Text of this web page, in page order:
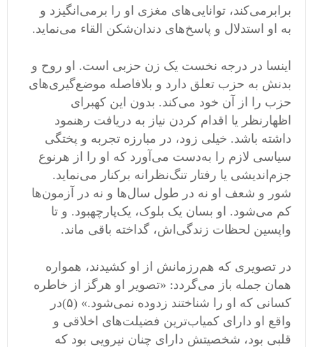
برابرمیکند، تواناییهای مغزی او را برمی انگیزد و
به او استدلال و پاسخهای دندانشکن القاء مینماید.
اینسا در درجه نخست یک زن حزبی است. او روح و
بدنش به حزب تعلق دارد و بلافاصله موضعگیریهای
حزب را از آن خود میکند. بدون این کهبرای
اظهارنظر یا اقدام کردن نیاز به دریافت رهنمود
داشته باشد. خیلی زود، در مبارزه تجربه و پختگی
سیاسی لازم را بهدست می آورد که او را از هرنوع
جزم اندیشی یا رفتار تنگنظرانه برکنار مینماید.
شور و شعف او نه در طول سالها و نه در آزمونها
کم میشود. او بسان یک بلوک، یکپارچهبود. و تا
واپسین لحظات زندگی اش، گداخته باقی ماند.
در تصویری که همرزمانش از او کشیدند، همواره
همان جمله باز میگردد: «تصویر او هرگز از خاطره
کسانی که او را شناختند زدوده نمیشود.» (۵)در
واقع او دارای کمیابترین فضیلتهای اخلاقی و
قلبی بود، شخصیتش دارای چنان نیرویی بود که